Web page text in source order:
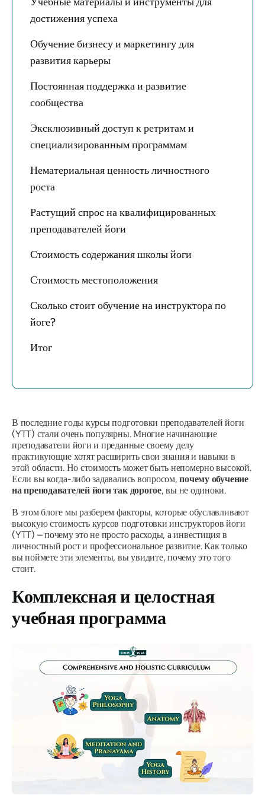
достижения успеха
Обучение бизнесу и маркетингу для
развития карьеры
Постоянная поддержка и развитие
сообщества
Эксклюзивный доступ к ретритам и
специализированным программам
Нематериальная ценность личностного
роста
Растущий спрос на квалифицированных
преподавателей йоги
Стоимость содержания школы йоги
Стоимость местоположения
Сколько стоит обучение на инструктора по
йоге?
Итог
В последние годы курсы подготовки преподавателей йоги
(YTT) стали очень популярны. Многие начинающие
преподаватели йоги и преданные своему делу
практикующие хотят расширить свои знания и навыки в
этой области. Но стоимость может быть непомерно высокой.
Если вы когда-либо задавались вопросом,почему обучение
на преподавателей йоги так дорогое, вы не одиноки.
В этом блоге мы разберем факторы, которые обуславливают
высокую стоимость курсов подготовки инструкторов йоги
(YTT) – почему это не просто расходы, а инвестиция в
личностный рост и профессиональное развитие. Как только
вы поймете эти элементы, вы увидите, почему это того
стоит.
Комплексная и целостная
учебная программа